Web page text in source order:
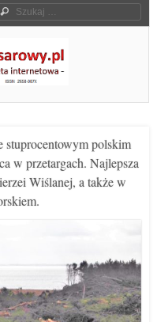
Szukaj
stuprocentowym polskim
w przetargach. Najlepsza
Wiślanej, a także w